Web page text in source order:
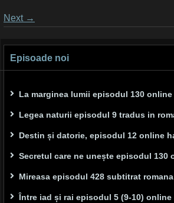
Posts
Next →
Episoade noi
La marginea lumii episodul 130
Legea naturii episodul 9 tradus in
Destin și datorie, episodul 12 online
Secretul care ne unește episodul 130
Mireasa episodul 428 subtitrat romana
Între iad și rai episodul 5 (9-10)